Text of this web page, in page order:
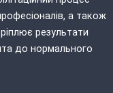
а також
результати
до нормального